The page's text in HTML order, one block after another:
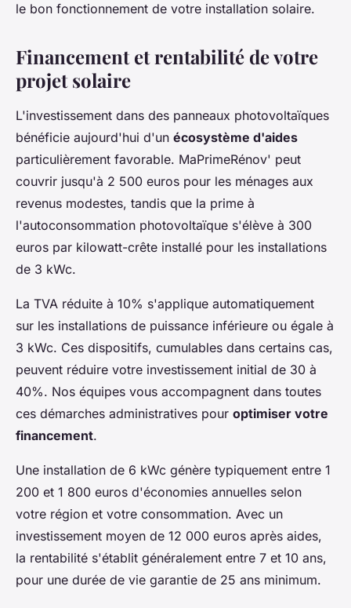
le bon fonctionnement de votre installation solaire.
Financement et rentabilité de votre
projet solaire
L'investissement dans des panneaux photovoltaïques
bénéficie aujourd'hui d'un écosystème d'aides
particulièrement favorable. MaPrimeRénov' peut
couvrir jusqu'à 2 500 euros pour les ménages aux
revenus modestes, tandis que la prime à
l'autoconsommation photovoltaïque s'élève à 300
euros par kilowatt-crête installé pour les installations
de 3 kWc.
La TVA réduite à 10% s'applique automatiquement
sur les installations de puissance inférieure ou égale à
3 kWc. Ces dispositifs, cumulables dans certains cas,
peuvent réduire votre investissement initial de 30 à
40%. Nos équipes vous accompagnent dans toutes
ces démarches administratives pour optimiser votre
financement.
Une installation de 6 kWc génère typiquement entre 1
200 et 1 800 euros d'économies annuelles selon
votre région et votre consommation. Avec un
investissement moyen de 12 000 euros après aides,
la rentabilité s'établit généralement entre 7 et 10 ans,
pour une durée de vie garantie de 25 ans minimum.